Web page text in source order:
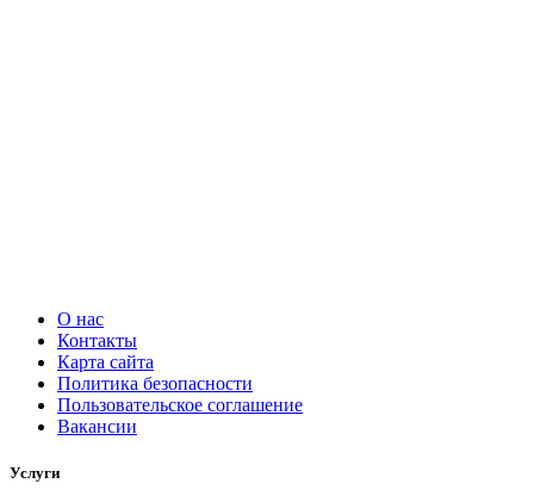
О нас
Контакты
Карта сайта
Политика безопасности
Пользовательское соглашение
Вакансии
Услуги